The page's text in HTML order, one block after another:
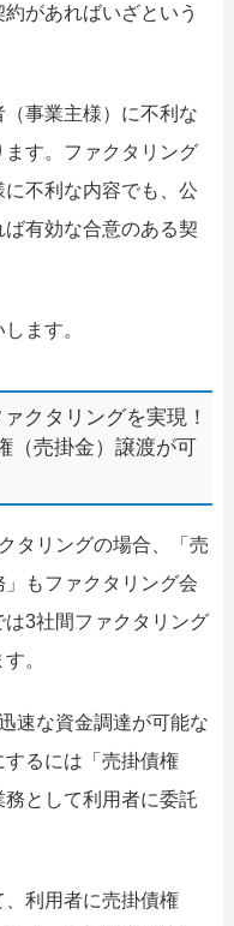
があればいざという
事業主様）に不利な
す。ファクタリング
不利な内容でも、公
有効な合意のある契
ます。
クタリングを実現！
（売掛金）譲渡が可
タリングの場合、「売
もファクタリング会
3社間ファクタリング
。
速な資金調達が可能な
るには「売掛債権
務として利用者に委託
利用者に売掛債権